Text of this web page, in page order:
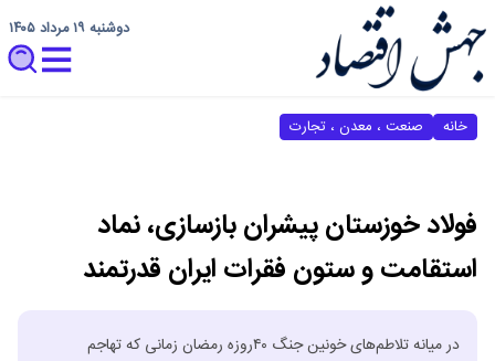
دوشنبه ۱۹ مرداد ۱۴۰۵
خانه صنعت ، معدن ، تجارت
فولاد خوزستان پیشران بازسازی، نماد
استقامت و ستون فقرات ایران قدرتمند
در میانه تلاطم‌های خونین جنگ ۴۰روزه رمضان زمانی که تهاجم